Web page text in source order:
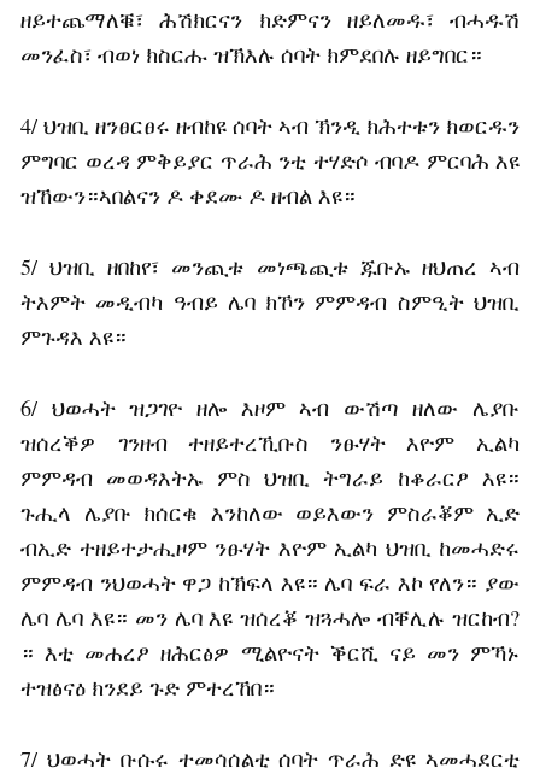
ዘይተጨማለቑ፣ ሕሽክርናን ክድምናን ዘይለመዱ፣ ብሓዱሽ
መንፈስ፣ ብወነ ክስርሑ ዝኽእሉ ሰባት ክምደበሉ ዘይግበር።
4/ ህዝቢ ዘንፀርፀሩ ዘብከዩ ሰባት ኣብ ኽንዲ ክሕተቱን ክወርዱን
ምግባር ወረዳ ምቅይያር ጥራሕ ንቲ ተሃድሶ ብባዶ ምርባሕ እዩ
ዝኸውን።ኣበልናን ዶ ቀደሙ ዶ ዘብል እዩ።
5/ ህዝቢ ዘበከየ፣ መንጪቱ መነጫጪቱ ጁቡኡ ዘህጠረ ኣብ
ትእምት መዲብካ ዓብይ ሌባ ክኾን ምምዳብ ስምዒት ህዝቢ
ምጉዳእ እዩ።
6/ ህወሓት ዝጋገዮ ዘሎ እዞም ኣብ ውሽጣ ዘለው ሌያቡ
ዝሰረቕዎ ገንዘብ ተዘይተረኺቡስ ንፁሃት እዮም ኢልካ
ምምዳብ መወዳእትኡ ምስ ህዝቢ ትግራይ ከቆራርፆ እዩ።
ጉሒላ ሌያቡ ክሰርቁ እንከለው ወይእውን ምስራቖም ኢድ
ብኢድ ተዘይተታሒዞም ንፁሃት እዮም ኢልካ ህዝቢ ከመሓድሩ
ምምዳብ ንህወሓት ዋጋ ከኽፍላ እዩ። ሌባ ፍራ እኮ የለን። ያው
ሌባ ሌባ እዩ። መን ሌባ እዩ ዝሰረቖ ዝጓሓሎ ብቐሊሉ ዝርከብ?
። እቲ መሐረፆ ዘሕርፅዎ ሚልዮናት ቕርሺ ናይ መን ምኻኑ
ተዝፅናዕ ክንደይ ጉድ ምተረኸበ።
7/ ህወሓት ቡሱሩ ተመሳሰልቲ ሰባት ጥራሕ ድዩ ኣመሓደርቲ